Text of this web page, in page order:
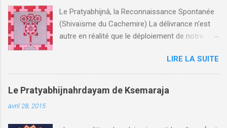
Le Pratyabhijnâ, la Reconnaissance Spontanée
(Shivaïsme du Cachemire) La délivrance n'est
autre en réalité que le déploiement de notre
d'autre que la conscience de Soi.
Abhinavagupta, Tantraloka , (1.156).
Introduction Principes Pratiques spirituelles
Détails des pratiques fondamentales
LIRE LA SUITE
Le Pratyabhijnahrdayam de Ksemaraja
avril 28, 2015